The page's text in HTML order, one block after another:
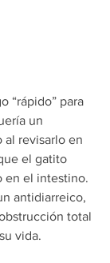
“rápido” para
un
al revisarlo en
el gatito
en el intestino.
antidiarreico,
total
vida.